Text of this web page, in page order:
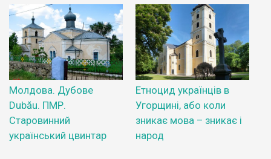
Молдова. Дубове
Dubău. ПМР.
Старовинний
український цвинтар
Етноцид українців в
Угорщині, або коли
зникає мова – зникає і
народ